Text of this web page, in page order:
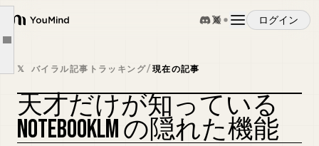
YouMind
ログイン
概要
ユースケース
Article outline
応用②：画像とテキストを混ぜてマニュアルを自動生成する
応用③：相手の思考パターンをソースに入れて提案を最適化する
𝕏 バイラル記事トラッキング/現在の記事
天才だけが知っている
NOTEBOOKLM の隠れた機能